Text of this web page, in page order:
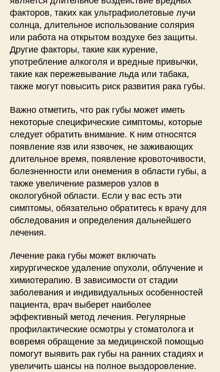
факторов, таких как ультрафиолетовые лучи
солнца, длительное использование солярия
или работа на открытом воздухе без защиты.
Другие факторы, такие как курение,
употребление алкоголя и вредные привычки,
такие как пережевывание льда или табака,
также могут повысить риск развития рака губы.
Важно отметить, что рак губы может иметь
некоторые специфические симптомы, которые
следует обратить внимание. К ним относятся
появление язв или язвочек, не заживающих
длительное время, появление кровоточивости,
болезненности или онемения в области губы, а
также увеличение размеров узлов в
окологубной области. Если у вас есть эти
симптомы, обязательно обратитесь к врачу для
обследования и определения дальнейшего
лечения.
Лечение рака губы может включать
хирургическое удаление опухоли, облучение и
химиотерапию. В зависимости от стадии
заболевания и индивидуальных особенностей
пациента, врач выберет наиболее
эффективный метод лечения. Регулярные
профилактические осмотры у стоматолога и
вовремя обращение за медицинской помощью
помогут выявить рак губы на ранних стадиях и
увеличить шансы на полное выздоровление.